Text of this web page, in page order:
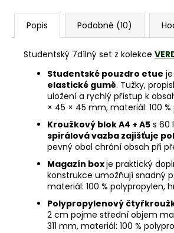
Popis Podobné (10)
Studentský 7dílný set z kolekce
Studentské pouzdro etue
elastické gumě. Tužky,
uložení a rychlý přístup k
× 45 × 45 mm, materiál: 100
Kroužkový blok A4 + A5 s 60
spirálová vazba zajišťuje
pevný obal chrání obsah při
Magazín boxje praktický
konstrukce umožňují snadný
materiál: 100 % polypropylen,
Polypropylenový
2 cm pojme střední objem
311 mm, materiál: 100 %